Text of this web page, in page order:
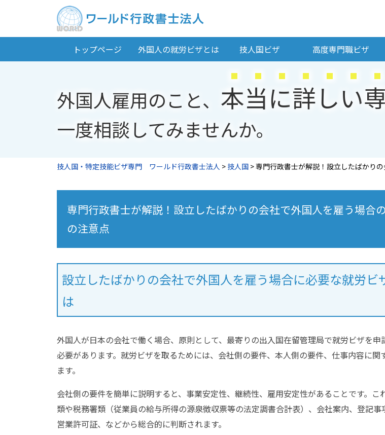
トップページ 外国人の就労ビザとは 技人国ビザ 高度専門職ビザ
外国人雇用のこと、 本当に詳しい
一度相談してみませんか。
技人国・特定技能ビザ専門 ワールド行政書士法人 > 技人国 >専門行政書士が解説！設立したばかり
専門行政書士が解説！設立したばかりの会社で外国人を雇う場合
の注意点
設立したばかりの会社で外国人を雇う場合に必要な就労ビ
は
外国人が日本の会社で働く場合、原則として、最寄りの出入国在留管理局で就労ビザを申
必要があります。就労ビザを取るためには、会社側の要件、本人側の要件、仕事内容に関
ます。
会社側の要件を簡単に説明すると、事業安定性、継続性、雇用安定性があることです。こ
類や税務署類（従業員の給与所得の源泉徴収票等の法定調書合計表）、会社案内、登記事
営業許可証、などから総合的に判断されます。